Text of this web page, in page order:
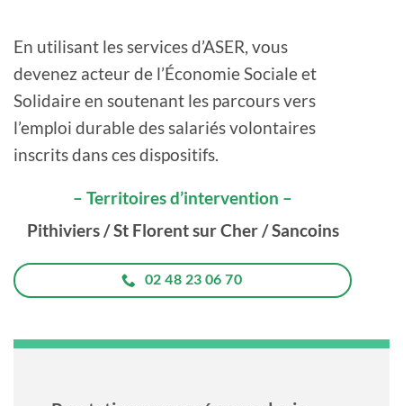
En utilisant les services d’ASER, vous
devenez acteur de l’Économie Sociale et
Solidaire en soutenant les parcours vers
l’emploi durable des salariés volontaires
inscrits dans ces dispositifs.
– Territoires d’intervention –
Pithiviers / St Florent sur Cher / Sancoins
02 48 23 06 70